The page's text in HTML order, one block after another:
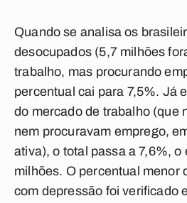
Quando se analisa os
desocupados (5,7 milhões
trabalho, mas procurando
percentual cai para 7,5%. Já
do mercado de trabalho (que
nem procuravam emprego,
ativa), o total passa a 7,6%, o
milhões. O percentual menor
com depressão foi verificado